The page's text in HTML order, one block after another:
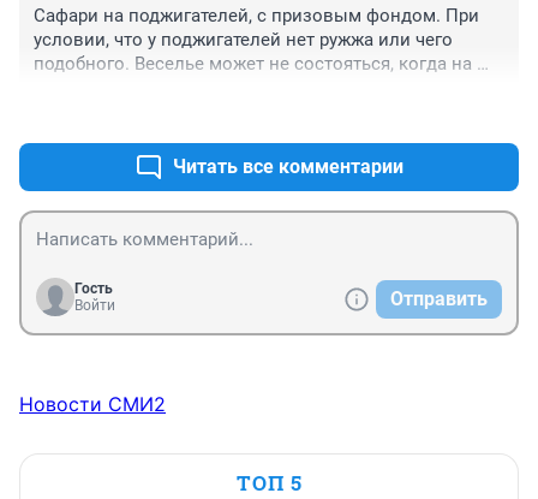
Сафари на поджигателей, с призовым фондом. При
условии, что у поджигателей нет ружжа или чего
подобного. Веселье может не состояться, когда на
Читать все комментарии
Гость
Войти
Отправить
Новости СМИ2
ТОП 5